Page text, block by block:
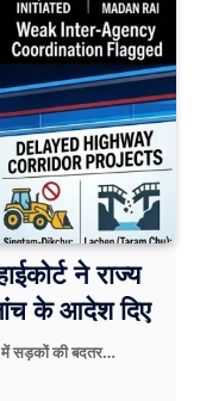
ने राज्य
के आदेश दिए
में सड़कों की बदतर…